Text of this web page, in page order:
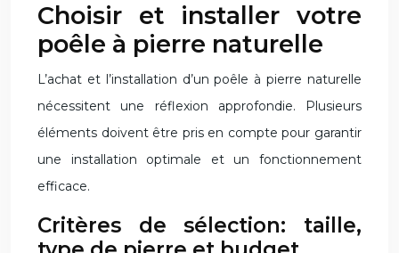
Choisir et installer votre
poêle à pierre naturelle
L’achat et l’installation d’un poêle à pierre naturelle
nécessitent une réflexion approfondie. Plusieurs
éléments doivent être pris en compte pour garantir
une installation optimale et un fonctionnement
efficace.
Critères de sélection: taille,